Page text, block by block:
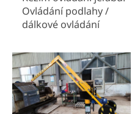
Ovládání podlahy /
dálkové ovládání